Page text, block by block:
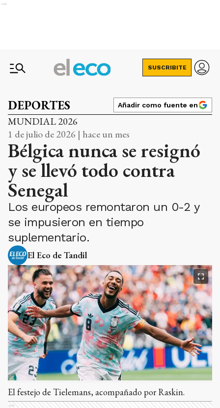
Ads
SUSCRIBITE
DEPORTES Añadir como fuente en
MUNDIAL 2026
1 de julio de 2026 | hace un mes
Bélgica nunca se resignó
y se llevó todo contra
Senegal
Los europeos remontaron un 0-2 y
se impusieron en tiempo
suplementario.
El Eco de Tandil
El festejo de Tielemans, acompañado por Raskin.
Ads